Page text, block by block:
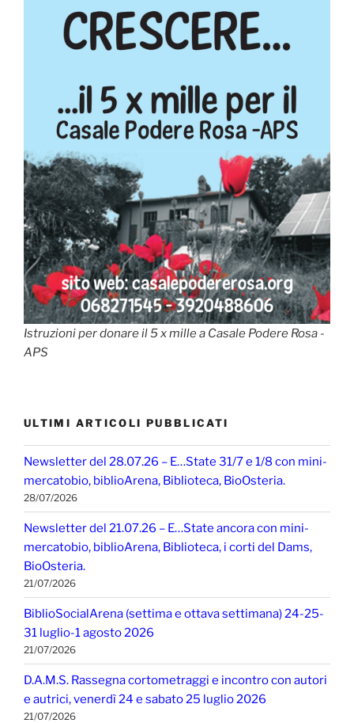
Istruzioni per donare il 5 x mille a Casale Podere Rosa -
APS
ULTIMI ARTICOLI PUBBLICATI
Newsletter del 28.07.26 – E…State 31/7 e 1/8 con mini-
mercatobio, biblioArena, Biblioteca, BioOsteria.
28/07/2026
Newsletter del 21.07.26 – E…State ancora con mini-
mercatobio, biblioArena, Biblioteca, i corti del Dams,
BioOsteria.
21/07/2026
BiblioSocialArena (settima e ottava settimana) 24-25-
31 luglio-1 agosto 2026
21/07/2026
D.A.M.S. Rassegna cortometraggi e incontro con autori
e autrici, venerdì 24 e sabato 25 luglio 2026
21/07/2026